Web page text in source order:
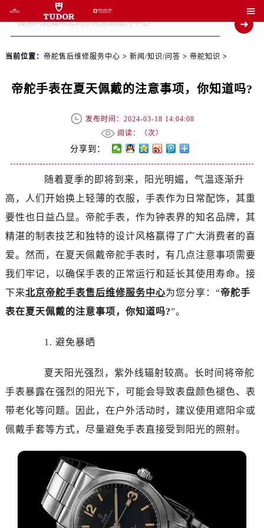

当前位置： 帝舵售后维修服务中心 > 新闻/知识/问答 > 帝舵知识 >
帝舵手表在夏天佩戴的注意事项，你知道吗?
发布时间：2024-03-18 14:04:08
阅读：（次）
分享到：
随着夏季的即将到来，阳光明媚，气温逐渐升
高，人们开始换上轻薄的衣服，手表作为日常配饰，其重
要性也日益凸显。帝舵手表，作为钟表界的知名品牌，其
精湛的制表技艺和独特的设计风格赢得了广大消费者的喜
爱。然而，在夏天佩戴帝舵手表时，有几点注意事项需要
我们牢记，以确保手表的正常运行和延长其使用寿命。接
下来北京帝舵手表售后维修服务中心为您分享：“帝舵手
表在夏天佩戴的注意事项，你知道吗?”。
1. 避免暴晒
夏天阳光强烈，紫外线辐射较高。长时间将帝舵
手表暴露在强烈的阳光下，可能会导致表盘颜色褪色、表
带老化等问题。因此，在户外活动时，建议使用遮阳伞或
佩戴手套等方式，尽量避免手表直接受到阳光的照射。